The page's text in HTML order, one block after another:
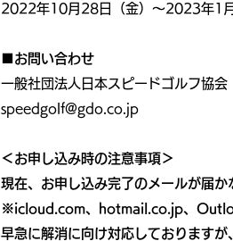
2022年10月28日（金）～2023年1月
■お問い合わせ
一般社団法人日本スピードゴルフ協会
speedgolf@gdo.co.jp
＜お申し込み時の注意事項＞
現在、お申し込み完了のメールが届か
※icloud.com、hotmail.co.jp、
早急に解消に向け対応しておりますが